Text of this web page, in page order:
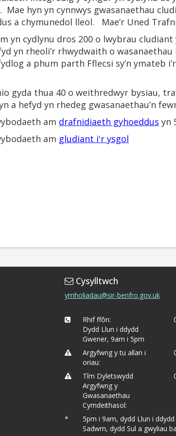
Mae hyn yn cynnwys gwasanaethau
a chymunedol lleol. Mae’r Uned
yn cydlynu dros 200 o lwybrau
yn rheoli’r rhwydwaith o
a phum parth Fflecsi sy’n ymateb
gyda thua 40 o weithredwyr bysiau,
a hefyd yn rhedeg gwasanaethau’n
am drafnidiaeth gyhoeddus yn
am gludiant i'r ysgol
Cysylltwch
ymholiadau@sir-benfro.gov.uk
Rhif ffôn:
Dydd Llun i ddydd
Gwener, 9am i 5pm
Argyfwng y tu allan i
oriau:
Tîm Dyletswydd
Argyfwng y
Gwasanaethau
Cymdeithasol:
*
5pm i 9am, dydd Llun i
Sadwrn, dydd Sul a gwyliau